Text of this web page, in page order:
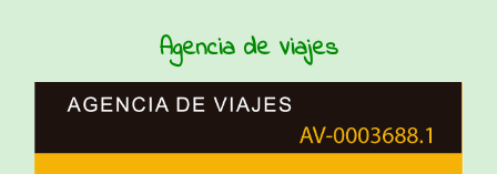
Agencia de Viajes